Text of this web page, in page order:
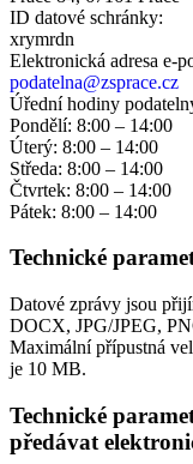
ID datové schránky:
xrymrdn
Elektronická adresa
podatelna@zsprace.cz
Úřední hodiny
Pondělí: 8:00 – 14:00
Úterý: 8:00 – 14:00
Středa: 8:00 – 14:00
Čtvrtek: 8:00 – 14:00
Pátek: 8:00 – 14:00
Technické
Datové zprávy jsou
DOCX, JPG/JPEG,
Maximální přípustná
je 10 MB.
Technické
předávat